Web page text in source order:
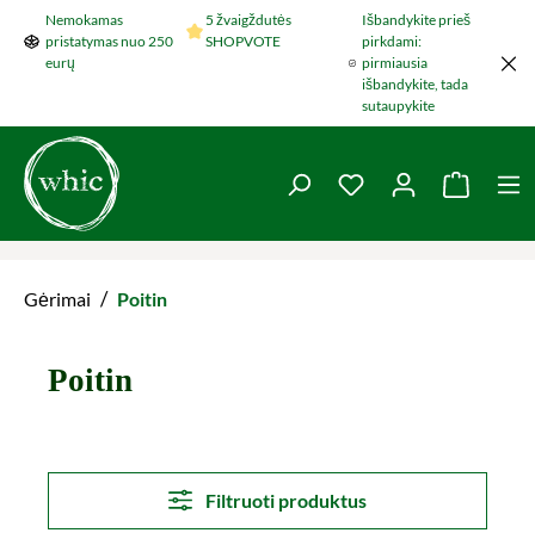
Šokti į pagrindinį turinį
Nemokamas
pristatymas nuo 250
eurų
5 žvaigždutės
SHOPVOTE
Išbandykite prieš
pirkdami:
pirmiausia
išbandykite, tada
sutaupykite
You have 0 wishlist
Gėrimai / Poitin
Poitin
Filtruoti produktus